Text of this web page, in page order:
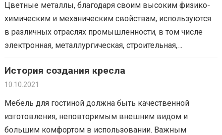
Цветные металлы, благодаря своим высоким физико-
химическим и механическим свойствам, используются
в различных отраслях промышленности, в том числе
электронная, металлургическая, строительная,
преимуществом является также простота
восстановления в процессах вторичной переработки,…
История создания кресла
10.10.2021
Мебель для гостиной должна быть качественной
изготовления, неповторимым внешним видом и
большим комфортом в использовании. Важным